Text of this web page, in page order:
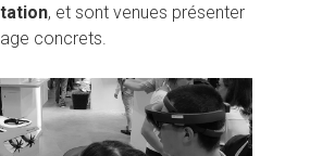
, et sont venues présenter
concrets.